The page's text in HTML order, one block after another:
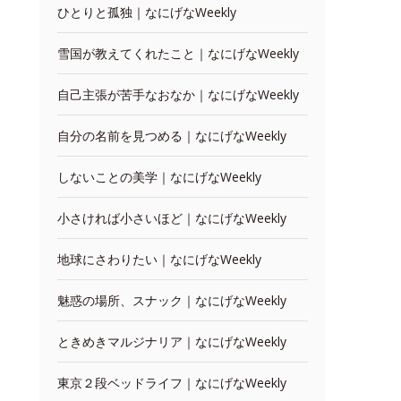
ひとりと孤独｜なにげなWeekly
雪国が教えてくれたこと｜なにげなWeekly
自己主張が苦手なおなか｜なにげなWeekly
自分の名前を見つめる｜なにげなWeekly
しないことの美学｜なにげなWeekly
小さければ小さいほど｜なにげなWeekly
地球にさわりたい｜なにげなWeekly
魅惑の場所、スナック｜なにげなWeekly
ときめきマルジナリア｜なにげなWeekly
東京２段ベッドライフ｜なにげなWeekly